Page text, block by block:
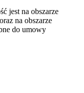
jest na obszarze
na obszarze
do umowy